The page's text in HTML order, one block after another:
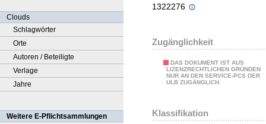
Clouds
Schlagwörter
Orte
Autoren / Beteiligte
Verlage
Jahre
Weitere E-Pflichtsammlungen
1322276
Zugänglichkeit
DAS DOKUMENT IST AUS
LIZENZRECHTLICHEN GRÜNDEN
NUR AN DEN SERVICE-PCS DER
ULB ZUGÄNGLICH.
Klassifikation